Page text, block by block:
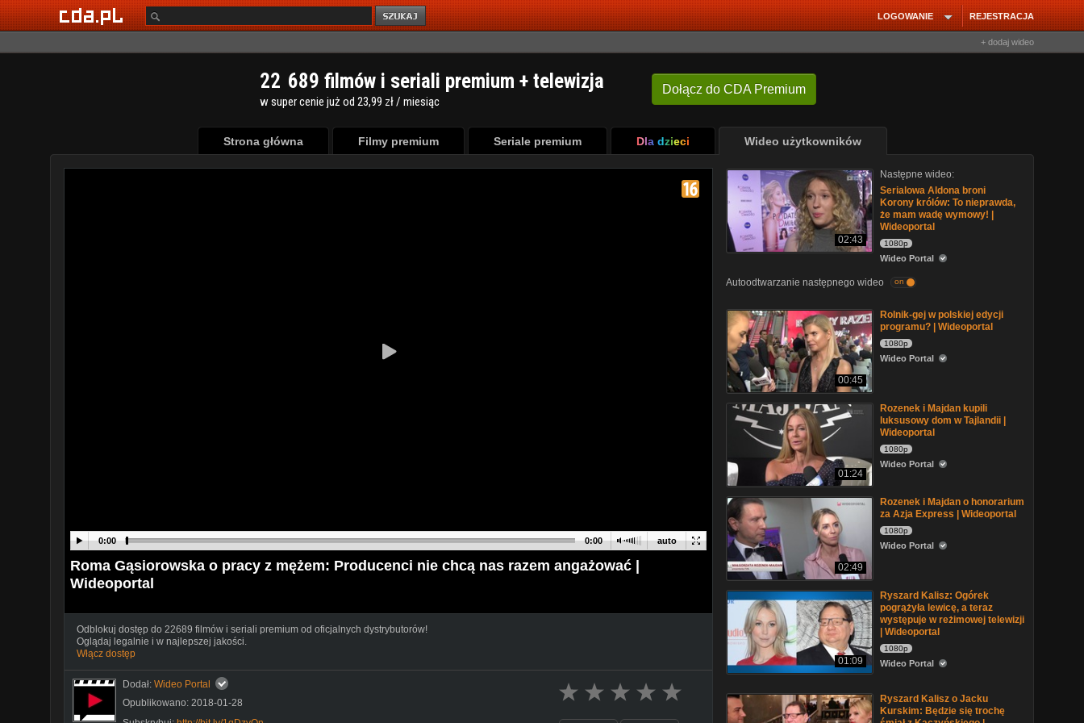
REJESTRACJA
LOGOWANIE
+ dodaj wideo
Dołącz do CDA Premium
22 689 filmów i seriali premium + telewizja
w super cenie już od 23,99 zł / miesiąc
Strona główna Filmy premium Seriale premium Dla dzieci Wideo użytkowników
auto
0:00 0:00
Roma Gąsiorowska o pracy z mężem: Producenci nie chcą nas razem angażować |
Wideoportal
Odblokuj dostęp do 22689 filmów i seriali premium od oficjalnych dystrybutorów!
Oglądaj legalnie i w najlepszej jakości.
Włącz dostęp
Dodał: Wideo Portal
Opublikowano: 2018-01-28
02:43
Następne wideo:
Serialowa Aldona broni
Korony królów: To nieprawda,
że mam wadę wymowy! |
Wideoportal
1080p
Wideo Portal
Autoodtwarzanie następnego wideo on
00:45
Rolnik-gej w polskiej edycji
programu? | Wideoportal
1080p
Wideo Portal
01:24
Rozenek i Majdan kupili
luksusowy dom w Tajlandii |
Wideoportal
1080p
Wideo Portal
02:49
Rozenek i Majdan o honorarium
za Azja Express | Wideoportal
1080p
Wideo Portal
01:09
Ryszard Kalisz: Ogórek
pogrążyła lewicę, a teraz
występuje w reżimowej telewizji
| Wideoportal
1080p
Wideo Portal
Ryszard Kalisz o Jacku
Kurskim: Będzie się trochę